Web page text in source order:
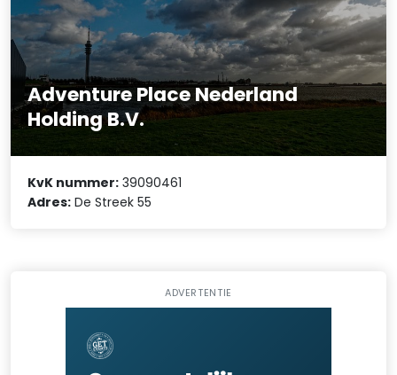
Adventure Place Nederland
Holding B.V.
KvK nummer: 39090461
Adres: De Streek 55
ADVERTENTIE